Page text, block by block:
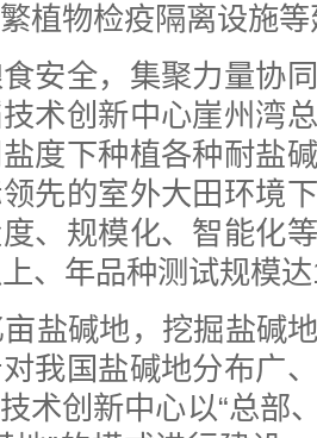
植物检疫隔离设施
安全，集聚力量协
术创新中心崖州湾
度下种植各种耐盐
先的室外大田环境
、规模化、智能化
、年品种测试规模
盐碱地，挖掘盐碱
我国盐碱地分布广
术创新中心以“总部